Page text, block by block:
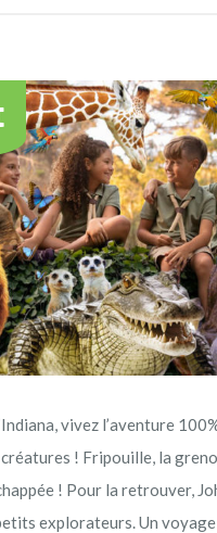
vivez l’aventure
! Fripouille, la
! Pour la retrouver,
explorateurs. Un